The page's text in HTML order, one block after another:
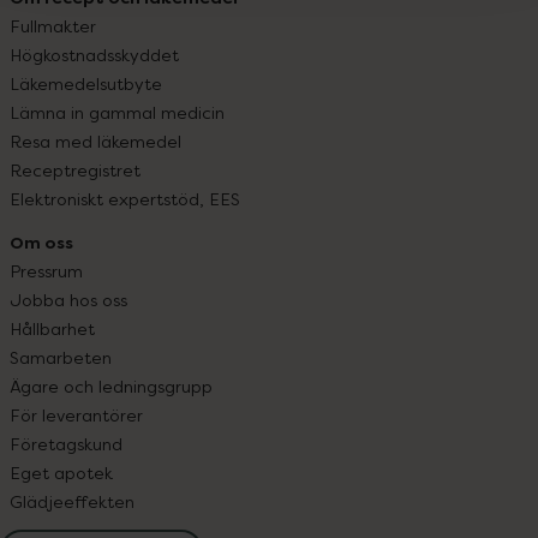
Fullmakter
Högkostnadsskyddet
Läkemedelsutbyte
Lämna in gammal medicin
Resa med läkemedel
Receptregistret
Elektroniskt expertstöd, EES
Om oss
Pressrum
Jobba hos oss
Hållbarhet
Samarbeten
Ägare och ledningsgrupp
För leverantörer
Företagskund
Eget apotek
Glädjeeffekten